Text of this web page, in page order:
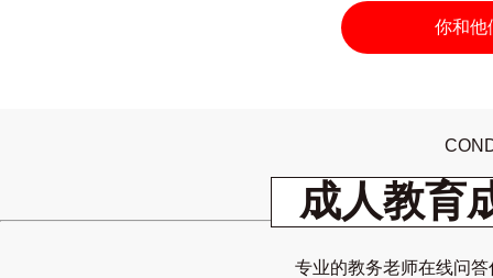
你和他
成人教育
专业的教务老师在线问